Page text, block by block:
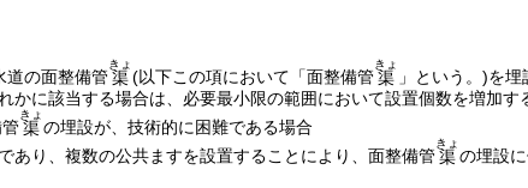
道の面整備管 渠
きょ
(以下この項において「面整備管 渠
きょ
」という。)を埋
かに該当する場合は、必要最小限の範囲において設置個数を増加す
渠
きょ
の埋設が、技術的に困難である場合
あり、複数の公共ますを設置することにより、面整備管 渠
きょ
の埋設